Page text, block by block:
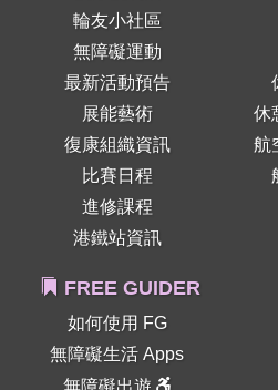
輪友小社區
無障礙運動
最新活動預告
展能藝術
復康組織資訊
比賽日程
進修課程
港鐵站資訊
休
航
FREE GUIDER
如何使用 FG
無障礙生活 Apps
無障礙出遊